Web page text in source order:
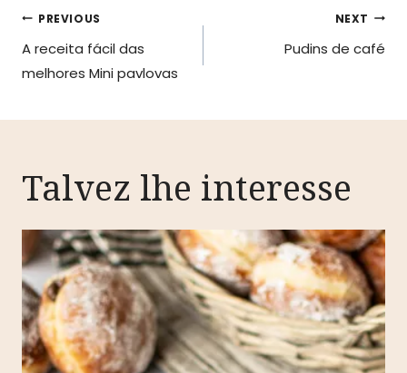
Navegação
de
PREVIOUS
A receita fácil das
melhores Mini pavlovas
NEXT
Pudins de café
Talvez lhe interesse